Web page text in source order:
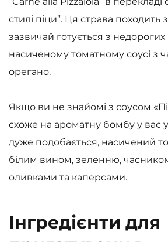
стилі піци”. Ця страва походить
зазвичай готується з недорогих
насиченому томатному соусі з
орегано.
Якщо ви не знайомі з соусом
схоже на ароматну бомбу у вас
дуже подобається, насичений
білим вином, зеленню,
оливками та каперсами.
Інгредієнти для